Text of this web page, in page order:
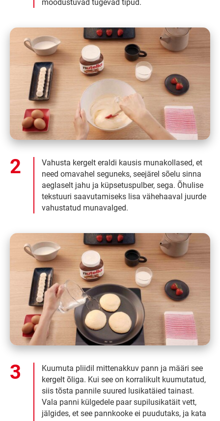
moodustuvad tugevad tipud.
Vahusta kergelt eraldi kausis munakollased, et
need omavahel seguneks, seejärel sõelu sinna
aeglaselt jahu ja küpsetuspulber, sega. Õhulise
tekstuuri saavutamiseks lisa vähehaaval juurde
vahustatud munavalged.
Kuumuta pliidil mittenakkuv pann ja määri see
kergelt õliga. Kui see on korralikult kuumutatud,
siis tõsta pannile suured lusikatäied tainast.
Vala panni külgedele paar supilusikatäit vett,
jälgides, et see pannkooke ei puudutaks, ja kata